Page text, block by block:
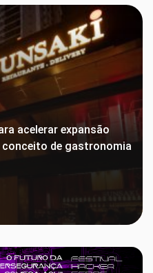
acelerar expansão
de gastronomia